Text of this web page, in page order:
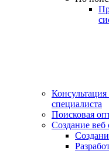
специалиста
Поисковая
Создание веб